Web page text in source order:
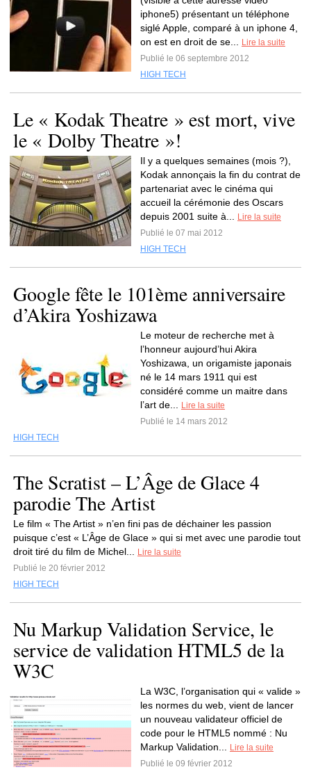
iphone5) présentant un téléphone
siglé Apple, comparé à un iphone 4,
on est en droit de se...
Lire la suite
Publié le 06 septembre 2012
HIGH TECH
Le « Kodak Theatre » est mort, vive
le « Dolby Theatre »!
Il y a quelques semaines (mois ?),
Kodak annonçais la fin du contrat de
partenariat avec le cinéma qui
accueil la cérémonie des Oscars
depuis 2001 suite à...
Lire la suite
Publié le 07 mai 2012
HIGH TECH
Google fête le 101ème anniversaire
d’Akira Yoshizawa
Le moteur de recherche met à
l’honneur aujourd’hui Akira
Yoshizawa, un origamiste japonais
né le 14 mars 1911 qui est
considéré comme un maitre dans
l’art de...
Lire la suite
Publié le 14 mars 2012
HIGH TECH
The Scratist – L’Âge de Glace 4
parodie The Artist
Le film « The Artist » n’en fini pas de déchainer les passion
puisque c’est « L’Âge de Glace » qui si met avec une parodie tout
droit tiré du film de Michel...
Lire la suite
Publié le 20 février 2012
HIGH TECH
Nu Markup Validation Service, le
service de validation HTML5 de la
W3C
La W3C, l’organisation qui « valide »
les normes du web, vient de lancer
un nouveau validateur officiel de
code pour le HTML5 nommé : Nu
Markup Validation...
Lire la suite
Publié le 09 février 2012